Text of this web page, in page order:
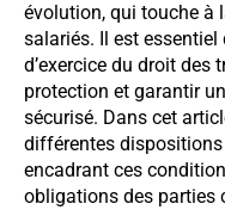
évolution, qui touche à
salariés. Il est
d’exercice du droit des
protection et garantir
sécurisé. Dans cet
différentes
encadrant ces
obligations des parties